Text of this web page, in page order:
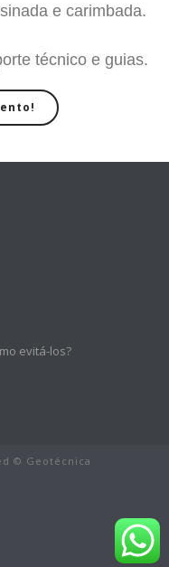
e carimbada.
técnico e guias.
evitá-los?
© Geotécnica